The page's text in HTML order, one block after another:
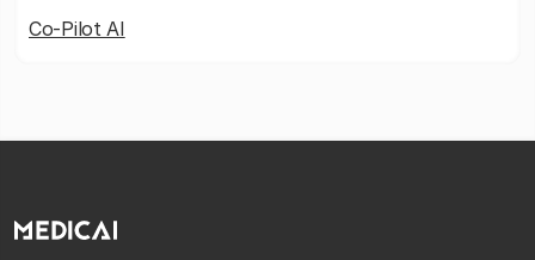
Co-Pilot AI